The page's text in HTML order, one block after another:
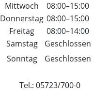
Mittwoch
08:00–15:00
Donnerstag 08:00–15:00
Freitag
08:00–14:00
Samstag
Geschlossen
Sonntag
Geschlossen
Tel.: 05723/700-0